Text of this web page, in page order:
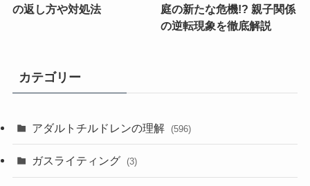
の返し方や対処法
庭の新たな危機!? 親子関係
の逆転現象を徹底解説
カテゴリー
アダルトチルドレンの理解 (596)
ガスライティング (3)